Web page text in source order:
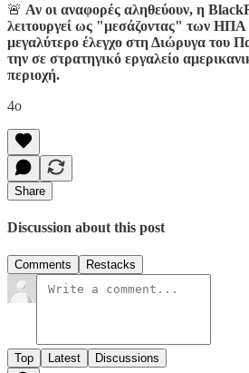
🚨 Αν οι αναφορές αληθεύουν, η
λειτουργεί ως "μεσάζοντας" των ΗΠΑ
μεγαλύτερο έλεγχο στη Διώρυγα του
την σε στρατηγικό εργαλείο
περιοχή.
4o
Share
Discussion about this post
Comments Restacks
Top Latest Discussions